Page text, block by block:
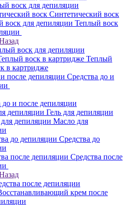
воск для депиляции
Синтетический воск
Теплый воск
воск для депиляции
Теплый
в картридже
Средства до и
до и после депиляции
Гель для депиляции
Масло для
Средства до
Средства после
после депиляции